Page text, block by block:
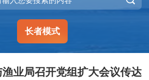
长者模式
业局召开党组扩大会议传达